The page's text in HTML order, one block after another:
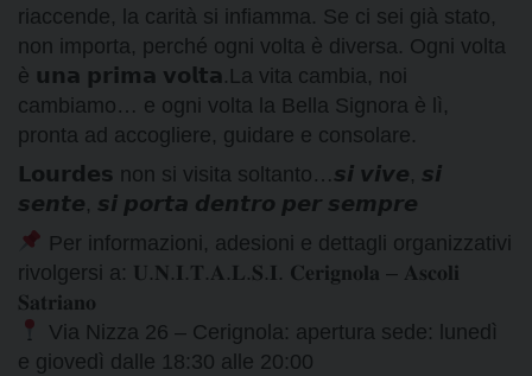
riaccende, la carità si infiamma. Se ci sei già stato,
non importa, perché ogni volta è diversa. Ogni volta
è 𝘂𝗻𝗮 𝗽𝗿𝗶𝗺𝗮 𝘃𝗼𝗹𝘁𝗮.La vita cambia, noi
cambiamo… e ogni volta la Bella Signora è lì,
pronta ad accogliere, guidare e consolare.
𝗟𝗼𝘂𝗿𝗱𝗲𝘀 non si visita soltanto…𝙨𝙞 𝙫𝙞𝙫𝙚, 𝙨𝙞
𝙨𝙚𝙣𝙩𝙚, 𝙨𝙞 𝙥𝙤𝙧𝙩𝙖 𝙙𝙚𝙣𝙩𝙧𝙤 𝙥𝙚𝙧 𝙨𝙚𝙢𝙥𝙧𝙚
Per informazioni, adesioni e dettagli organizzativi
rivolgersi a: 𝐔.𝐍.𝐈.𝐓.𝐀.𝐋.𝐒.𝐈. 𝐂𝐞𝐫𝐢𝐠𝐧𝐨𝐥𝐚 – 𝐀𝐬𝐜𝐨𝐥𝐢
𝐒𝐚𝐭𝐫𝐢𝐚𝐧𝐨
Via Nizza 26 – Cerignola: apertura sede: lunedì
e giovedì dalle 18:30 alle 20:00